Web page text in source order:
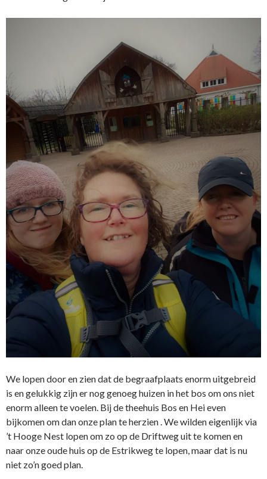
We lopen door en zien dat de begraafplaats enorm uitgebreid
is en gelukkig zijn er nog genoeg huizen in het bos om ons niet
enorm alleen te voelen. Bij de theehuis Bos en Hei even
bijkomen om dan onze plan te herzien . We wilden eigenlijk via
’t Hooge Nest lopen om zo op de Driftweg uit te komen en
naar onze oude huis op de Estrikweg te lopen, maar dat is nu
niet zo’n goed plan.